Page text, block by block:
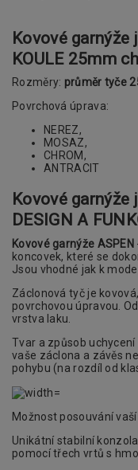
Kovové garnýže
KOULE 25mm
Rozměry: průměr tyče
Povrchová úprava:
NEREZ,
MOSAZ,
CHROM,
ANTRACIT
Kovové
DESIGN A
Kovové garnýže ASPEN
koncovek, které se
Jsou vhodné jak k
Záclonová tyč je
povrchovou úpravou.
vrstva laku.
Tvar a způsob
vaše záclona a závěs
pohybu (na rozdíl od
Možnost posouvání
Unikátní stabilní
pomocí třech vrtů s